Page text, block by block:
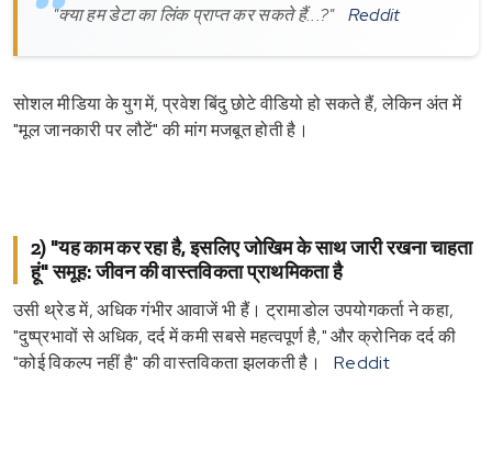
"क्या हम डेटा का लिंक प्राप्त कर सकते हैं...?" Reddit
सोशल मीडिया के युग में, प्रवेश बिंदु छोटे वीडियो हो सकते हैं, लेकिन अंत में
"मूल जानकारी पर लौटें" की मांग मजबूत होती है।
2) "यह काम कर रहा है, इसलिए जोखिम के साथ जारी रखना चाहता
हूं" समूह: जीवन की वास्तविकता प्राथमिकता है
उसी थ्रेड में, अधिक गंभीर आवाजें भी हैं। ट्रामाडोल उपयोगकर्ता ने कहा,
"दुष्प्रभावों से अधिक, दर्द में कमी सबसे महत्वपूर्ण है," और क्रोनिक दर्द की
"कोई विकल्प नहीं है" की वास्तविकता झलकती है।
Reddit